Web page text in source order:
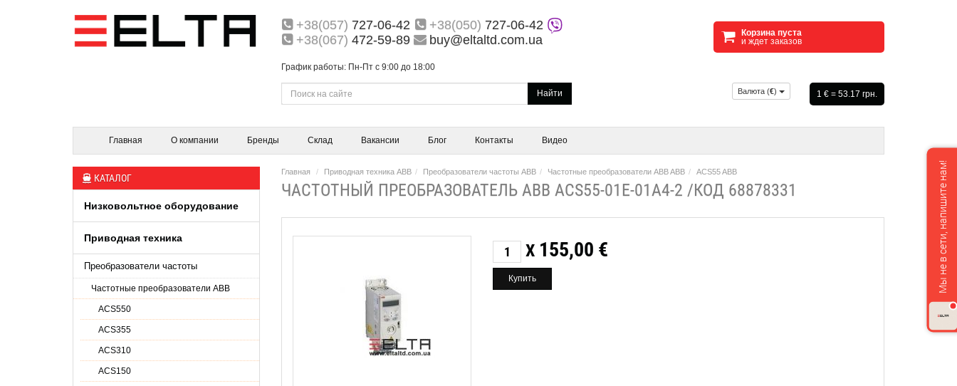
+38(057) 727-06-42 +38(050) 727-06-42
+38(067) 472-59-89 buy@eltaltd.com.ua
График работы: Пн-Пт с 9:00 до 18:00
Корзина пуста
и ждет заказов
Найти Валюта (€) 1 € = 53.17 грн.
Главная О компании Бренды Склад Вакансии Блог Контакты Видео
КАТАЛОГ
Низковольтное оборудование
Приводная техника
Преобразователи частоты
Частотные преобразователи ABB
ACS550
ACS355
ACS310
ACS150
Главная Приводная техника ABB Преобразователи частоты ABB Частотные преобразователи ABB ABB ACS55 ABB
ЧАСТОТНЫЙ ПРЕОБРАЗОВАТЕЛЬ ABB ACS55-01E-01A4-2 /КОД 68878331
X 155,00 € Мы не в сети, напишите нам!